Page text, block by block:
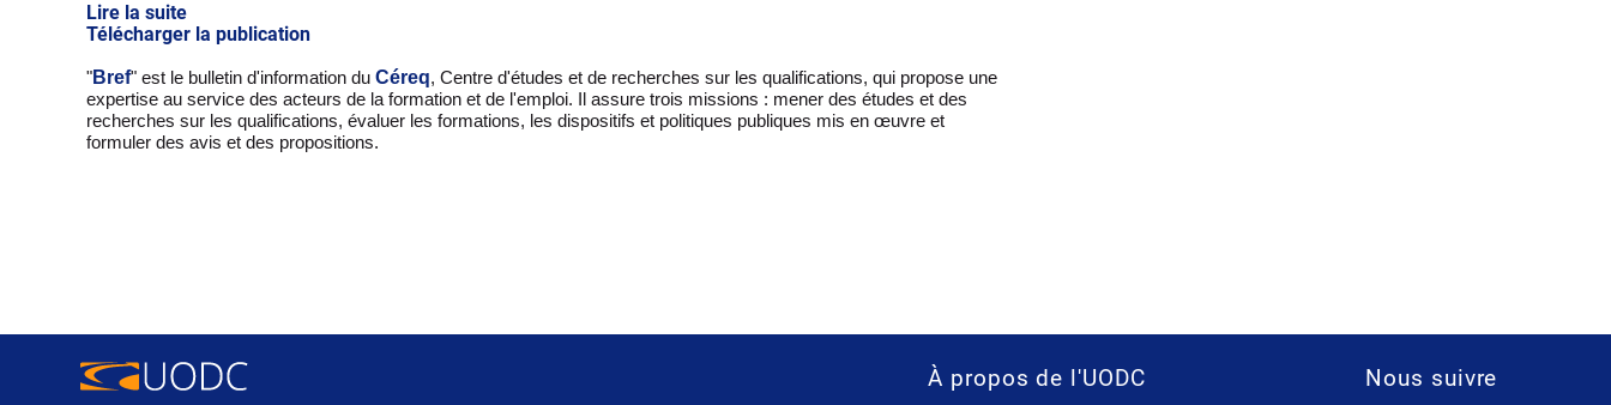
Lire la suite
Télécharger la publication
"Bref" est le bulletin d'information du Céreq, Centre d'études et de recherches sur les qualifications, qui propose une
expertise au service des acteurs de la formation et de l'emploi. Il assure trois missions : mener des études et des
recherches sur les qualifications, évaluer les formations, les dispositifs et politiques publiques mis en œuvre et
formuler des avis et des propositions.
À propos de l'UODC Nous suivre